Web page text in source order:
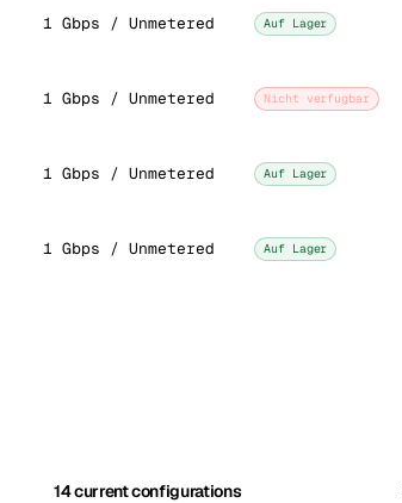
1 Gbps / Unmetered Auf Lager
1 Gbps / Unmetered Nicht verfugbar
1 Gbps / Unmetered Auf Lager
1 Gbps / Unmetered Auf Lager
14 current configurations